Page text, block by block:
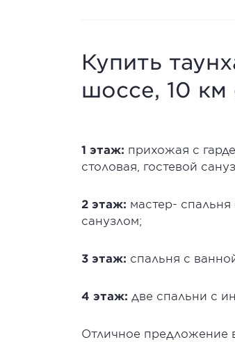
Купить
шоссе, 10
1 этаж: прихожая с
столовая, гостевой
2 этаж: мастер-
санузлом;
3 этаж: спальня с
4 этаж: две спальни с
Отличное предложение